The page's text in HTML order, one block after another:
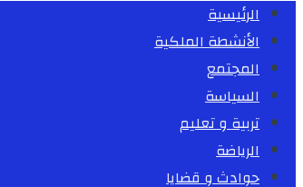
الرئيسية
الأنشطة الملكية
المجتمع
السياسة
تربية و تعليم
الرياضة
حوادث و قضايا